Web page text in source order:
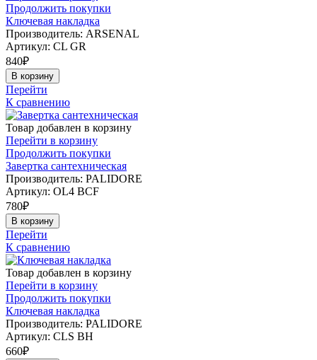
Продолжить покупки
Ключевая накладка
Производитель: ARSENAL
Артикул: CL GR
840₽
В корзину
Перейти
К сравнению
Товар добавлен в корзину
Перейти в корзину
Продолжить покупки
Завертка сантехническая
Производитель: PALIDORE
Артикул: OL4 ВCF
780₽
В корзину
Перейти
К сравнению
Товар добавлен в корзину
Перейти в корзину
Продолжить покупки
Ключевая накладка
Производитель: PALIDORE
Артикул: CLS BH
660₽